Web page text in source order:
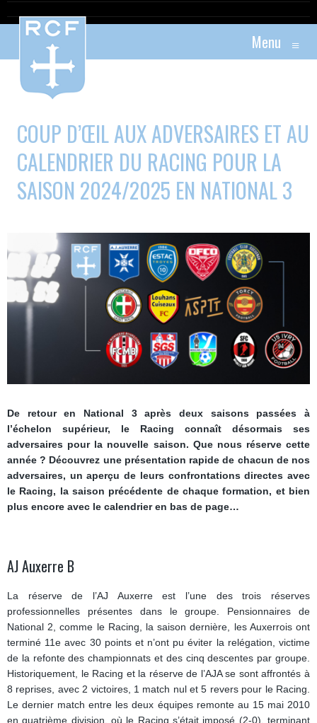
Menu ≡
COUP D’ŒIL AUX ADVERSAIRES ET AU
CALENDRIER DU RACING POUR LA
SAISON 2024/2025 EN NATIONAL 3
De retour en National 3 après deux saisons passées à
l’échelon supérieur, le Racing connaît désormais ses
adversaires pour la nouvelle saison. Que nous réserve cette
année ? Découvrez une présentation rapide de chacun de nos
adversaires, un aperçu de leurs confrontations directes avec
le Racing, la saison précédente de chaque formation, et bien
plus encore avec le calendrier en bas de page…
AJ Auxerre B
La réserve de l’AJ Auxerre est l’une des trois réserves
professionnelles présentes dans le groupe. Pensionnaires de
National 2, comme le Racing, la saison dernière, les Auxerrois ont
terminé 11e avec 30 points et n’ont pu éviter la relégation, victime
de la refonte des championnats et des cinq descentes par groupe.
Historiquement, le Racing et la réserve de l’AJA se sont affrontés à
8 reprises, avec 2 victoires, 1 match nul et 5 revers pour le Racing.
Le dernier match entre les deux équipes remonte au 15 mai 2010
en quatrième division, où le Racing s’était imposé (2-0), terminant